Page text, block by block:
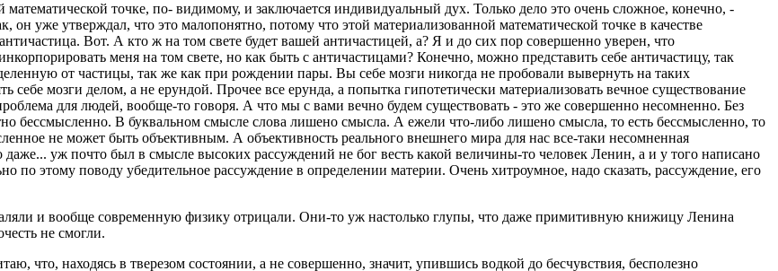
точке, по- видимому, и заключается индивидуальный дух. Только дело это очень сложное, конечно, -
он уже утверждал, что это малопонятно, потому что этой материализованной математической точке в качестве
Вот. А кто ж на том свете будет вашей античастицей, а? Я и до сих пор совершенно уверен, что
меня на том свете, но как быть с античастицами? Конечно, можно представить себе античастицу, так
от частицы, так же как при рождении пары. Вы себе мозги никогда не пробовали вывернуть на таких
себе мозги делом, а не ерундой. Прочее все ерунда, а попытка гипотетически материализовать вечное существование
для людей, вообще-то говоря. А что мы с вами вечно будем существовать - это же совершенно несомненно. Без
бессмысленно. В буквальном смысле слова лишено смысла. А ежели что-либо лишено смысла, то есть бессмысленно, то
не может быть объективным. А объективность реального внешнего мира для нас все-таки несомненная
уж почто был в смысле высоких рассуждений не бог весть какой величины-то человек Ленин, а и у того написано
по этому поводу убедительное рассуждение в определении материи. Очень хитроумное, надо сказать, рассуждение, его
и вообще современную физику отрицали. Они-то уж настолько глупы, что даже примитивную книжицу Ленина
не смогли.
что, находясь в тверезом состоянии, а не совершенно, значит, упившись водкой до бесчувствия, бесполезно